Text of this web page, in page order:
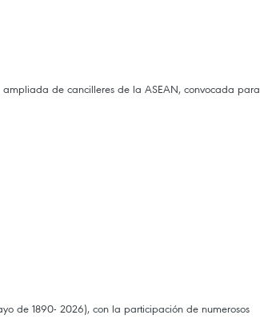
ampliada de cancilleres de la ASEAN, convocada para
de 1890- 2026), con la participación de numerosos